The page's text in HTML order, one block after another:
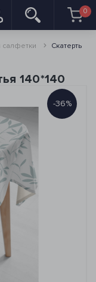
0
салфетки
Скатерть
140*140
-36%